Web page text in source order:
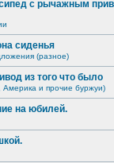
с рычажным
сиденья
(разное)
из того что было
Америка и прочие буржуи)
на юбилей.